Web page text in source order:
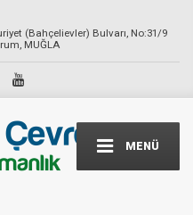
(Bahçelievler) Bulvarı, No:31/9
MUĞLA
MENÜ